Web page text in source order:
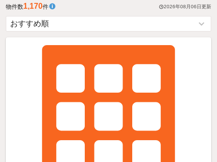
物件数1,170件 2026年08月06日更新